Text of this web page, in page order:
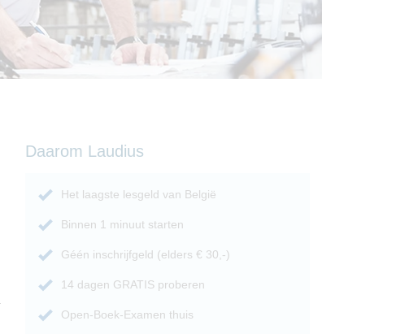
Daarom Laudius
Het laagste lesgeld van België
Binnen 1 minuut starten
Géén inschrijfgeld (elders € 30,-)
14 dagen GRATIS proberen
Open-Boek-Examen thuis